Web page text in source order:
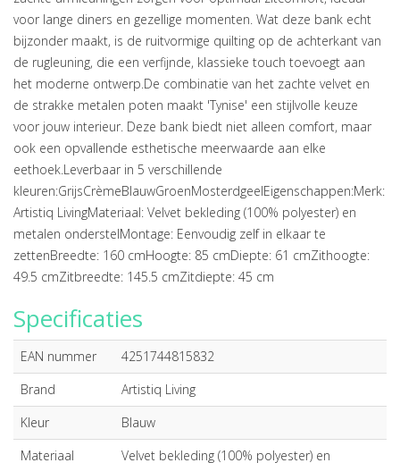
voor lange diners en gezellige momenten. Wat deze bank echt
bijzonder maakt, is de ruitvormige quilting op de achterkant van
de rugleuning, die een verfijnde, klassieke touch toevoegt aan
het moderne ontwerp.De combinatie van het zachte velvet en
de strakke metalen poten maakt 'Tynise' een stijlvolle keuze
voor jouw interieur. Deze bank biedt niet alleen comfort, maar
ook een opvallende esthetische meerwaarde aan elke
eethoek.Leverbaar in 5 verschillende
kleuren:GrijsCrèmeBlauwGroenMosterdgeelEigenschappen:Merk:
Artistiq LivingMateriaal: Velvet bekleding (100% polyester) en
metalen onderstelMontage: Eenvoudig zelf in elkaar te
zettenBreedte: 160 cmHoogte: 85 cmDiepte: 61 cmZithoogte:
49.5 cmZitbreedte: 145.5 cmZitdiepte: 45 cm
Specificaties
EAN nummer
4251744815832
Brand
Artistiq Living
Kleur
Blauw
Materiaal
Velvet bekleding (100% polyester) en